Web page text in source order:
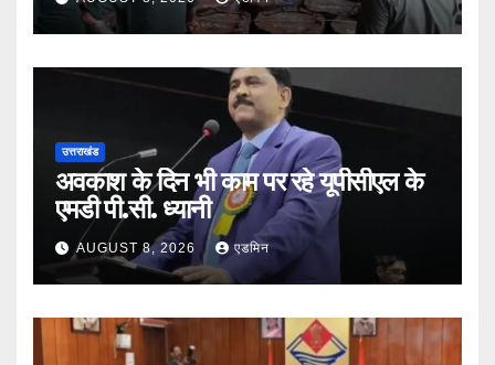
उत्तराखंड
अवकाश के दिन भी काम पर रहे यूपीसीएल के
एमडी पी.सी. ध्यानी
AUGUST 8, 2026 एडमिन